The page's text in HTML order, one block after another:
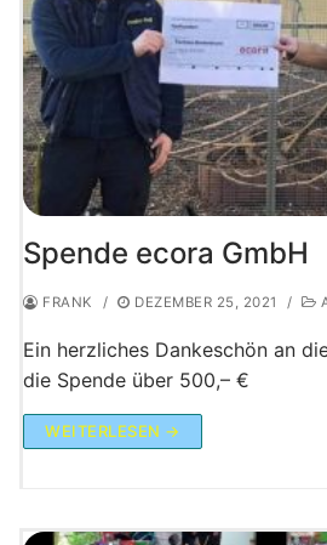
Spende ecora GmbH
FRANK / DEZEMBER 25, 2021 /
Ein herzliches Dankeschön an
die Spende über 500,– €
WEITERLESEN →